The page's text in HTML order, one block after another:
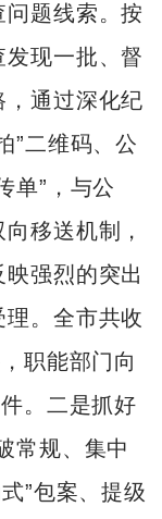
题线索。按
现一批、督
通过深化纪
”二维码、公
单”，与公
移送机制，
强烈的突出
。全市共收
职能部门向
。二是抓好
常规、集中
”包案、提级